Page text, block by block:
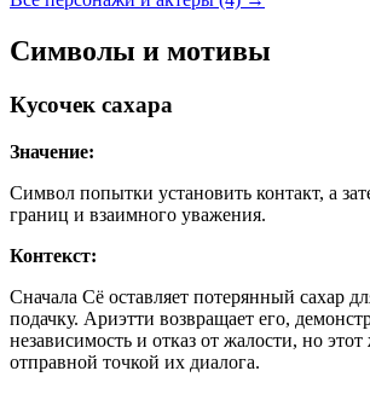
Символы и мотивы
Кусочек сахара
Значение:
Символ попытки установить контакт, а
границ и взаимного уважения.
Контекст:
Сначала Сё оставляет потерянный сахар
подачку. Ариэтти возвращает его,
независимость и отказ от жалости, но этот
отправной точкой их диалога.